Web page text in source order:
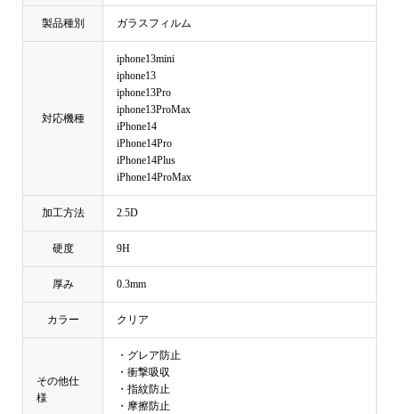
製品種別 ガラスフィルム
対応機種
iphone13mini
iphone13
iphone13Pro
iphone13ProMax
iPhone14
iPhone14Pro
iPhone14Plus
iPhone14ProMax
加工方法 2.5D
硬度 9H
厚み 0.3mm
カラー クリア
その他仕
様
・グレア防止
・衝撃吸収
・指紋防止
・摩擦防止